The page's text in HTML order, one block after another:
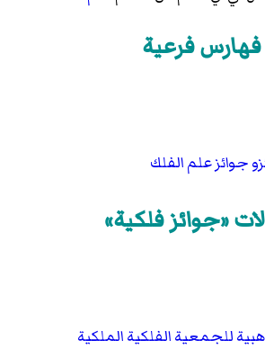
فهارس فرعية
جوائز علم الفلك
«جوائز فلكية»
للجمعية الفلكية الملكية